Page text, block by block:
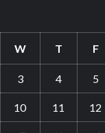
W T F
3 4 5
10 11 12